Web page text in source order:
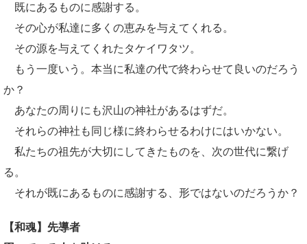
既にあるものに感謝する。
その心が私達に多くの恵みを与えてくれる。
その源を与えてくれたタケイワタツ。
もう一度いう。本当に私達の代で終わらせて良いのだろう
か？
あなたの周りにも沢山の神社があるはずだ。
それらの神社も同じ様に終わらせるわけにはいかない。
私たちの祖先が大切にしてきたものを、次の世代に繋げ
る。
それが既にあるものに感謝する、形ではないのだろうか？
【和魂】先導者